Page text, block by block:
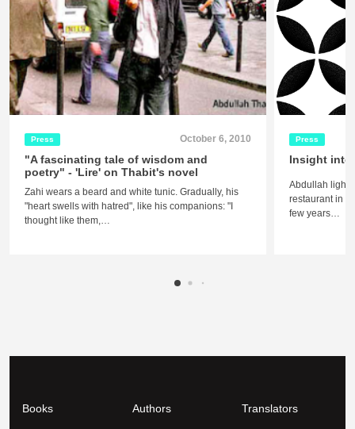
Press October 6, 2010
"A fascinating tale of wisdom and
poetry" - 'Lire' on Thabit's novel
Zahi wears a beard and white tunic. Gradually, his
"heart swells with hatred", like his companions: "I
thought like them,…
Press
Insight into
Abdullah lights
restaurant in
few years…
Books Authors Translators